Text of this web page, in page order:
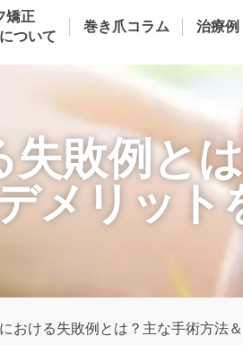
矯正
について
巻き爪コラム 治療例
失敗例と
メリット
おける失敗例とは？主な手術方法